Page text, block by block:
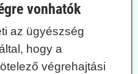
vonhatók
az ügyészség
hogy a
végrehajtási